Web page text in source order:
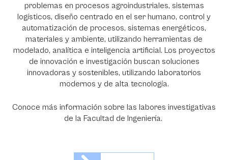
problemas en procesos agroindustriales, sistemas
logísticos, diseño centrado en el ser humano, control y
automatización de procesos, sistemas energéticos,
materiales y ambiente, utilizando herramientas de
modelado, analítica e inteligencia artificial. Los proyectos
de innovación e investigación buscan soluciones
innovadoras y sostenibles, utilizando laboratorios
modernos y de alta tecnología.
Conoce más información sobre las labores investigativas
de la Facultad de Ingeniería.